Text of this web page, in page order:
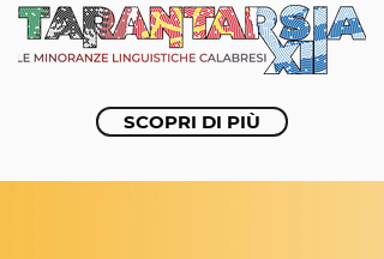
SCOPRI DI PIÙ